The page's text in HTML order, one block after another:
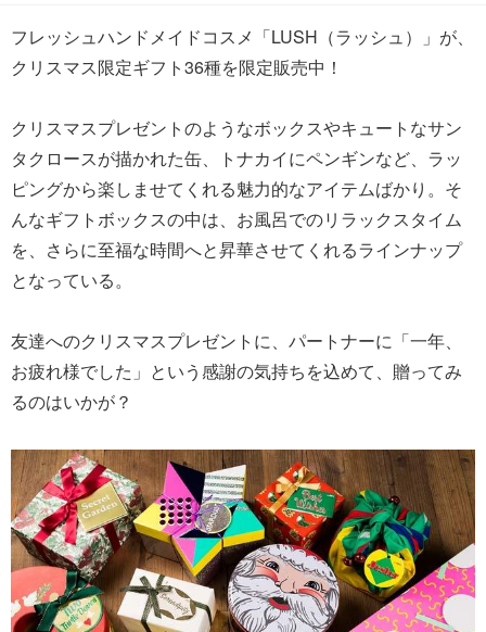
フレッシュハンドメイドコスメ「LUSH（ラッシュ）」が、
クリスマス限定ギフト36種を限定販売中！
クリスマスプレゼントのようなボックスやキュートなサン
タクロースが描かれた缶、トナカイにペンギンなど、ラッ
ピングから楽しませてくれる魅力的なアイテムばかり。そ
んなギフトボックスの中は、お風呂でのリラックスタイム
を、さらに至福な時間へと昇華させてくれるラインナップ
となっている。
友達へのクリスマスプレゼントに、パートナーに「一年、
お疲れ様でした」という感謝の気持ちを込めて、贈ってみ
るのはいかが？